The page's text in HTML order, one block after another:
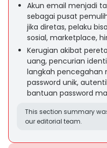
Akun email menjadi
sebagai pusat
jika diretas, pelaku
sosial, marketplace,
Kerugian akibat
uang, pencurian
langkah pencegahan
password unik,
bantuan password
This section summary
our editorial team.